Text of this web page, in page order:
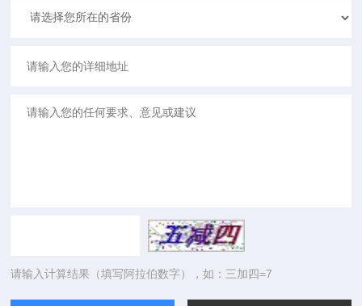
请输入计算结果（填写阿拉伯数字），如：三加四=7